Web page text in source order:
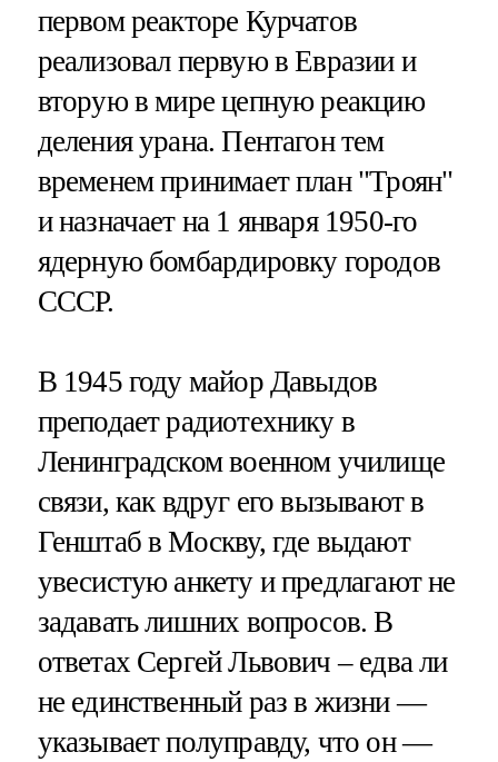
первом реакторе Курчатов
реализовал первую в Евразии и
вторую в мире цепную реакцию
деления урана. Пентагон тем
временем принимает план "Троян"
и назначает на 1 января 1950-го
ядерную бомбардировку городов
СССР.
В 1945 году майор Давыдов
преподает радиотехнику в
Ленинградском военном училище
связи, как вдруг его вызывают в
Генштаб в Москву, где выдают
увесистую анкету и предлагают не
задавать лишних вопросов. В
ответах Сергей Львович – едва ли
не единственный раз в жизни —
указывает полуправду, что он —